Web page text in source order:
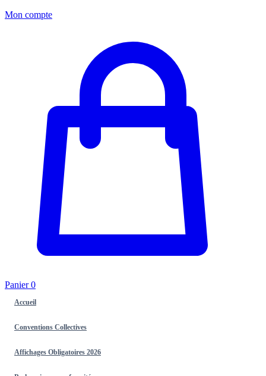
Mon compte
Panier0
Accueil
Conventions Collectives
Affichages Obligatoires 2026